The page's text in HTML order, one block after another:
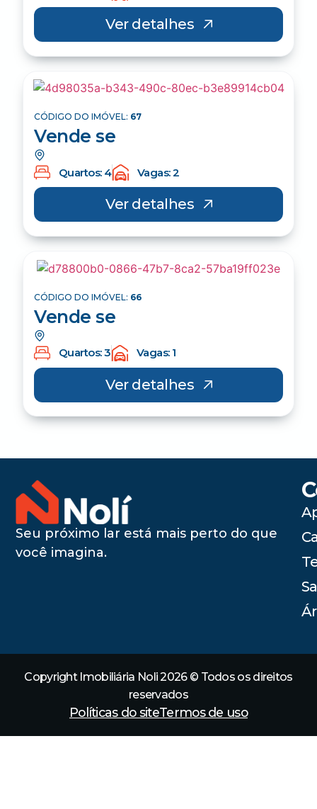
Ver detalhes
CÓDIGO DO IMÓVEL: 67
Vende se
Quartos: 4 Vagas: 2
Ver detalhes
CÓDIGO DO IMÓVEL: 66
Vende se
Quartos: 3 Vagas: 1
Ver detalhes
Seu próximo lar está mais perto do que
você imagina.
Copyright Imobiliária Noli 2026 © Todos os direitos
reservados
Políticas do siteTermos de uso